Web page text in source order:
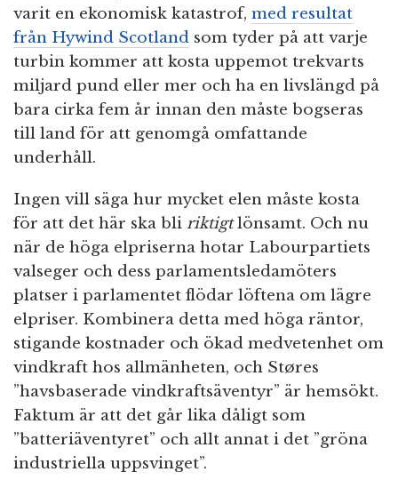
varit en ekonomisk katastrof, med resultat
från Hywind Scotland som tyder på att varje
turbin kommer att kosta uppemot trekvarts
miljard pund eller mer och ha en livslängd på
bara cirka fem år innan den måste bogseras
till land för att genomgå omfattande
underhåll.
Ingen vill säga hur mycket elen måste kosta
för att det här ska bli riktigtlönsamt. Och nu
när de höga elpriserna hotar Labourpartiets
valseger och dess parlamentsledamöters
platser i parlamentet flödar löftena om lägre
elpriser. Kombinera detta med höga räntor,
stigande kostnader och ökad medvetenhet om
vindkraft hos allmänheten, och Støres
”havsbaserade vindkraftsäventyr” är hemsökt.
Faktum är att det går lika dåligt som
”batteriäventyret” och allt annat i det ”gröna
industriella uppsvinget”.